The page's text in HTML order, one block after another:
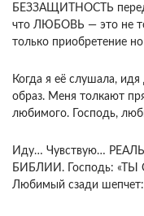
БЕЗЗАЩИТНОСТЬ
что ЛЮБОВЬ — это не
только приобретение
Когда я её слушала,
образ. Меня толкают
любимого. Господь,
Иду… Чувствую…
БИБЛИИ. Господь:
Любимый сзади